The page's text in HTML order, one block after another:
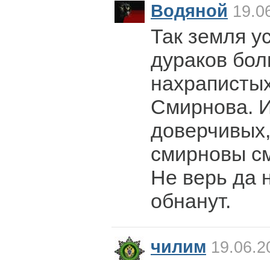
Водяной
Так земля
дураков
Смирнова.
смирновы
Не верь да
обнанут.
чилим